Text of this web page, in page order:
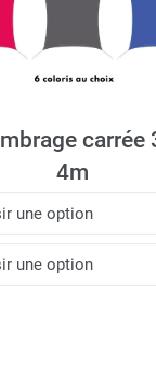
carrée
4m